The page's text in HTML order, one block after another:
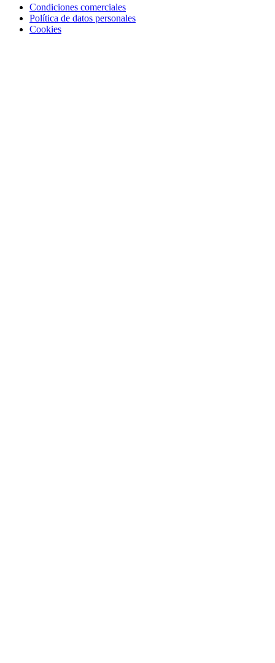
Condiciones comerciales
Política de datos personales
Cookies